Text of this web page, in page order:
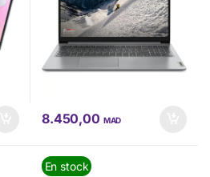
8.450,00 MAD
En stock